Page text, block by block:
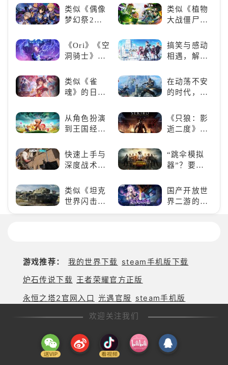
情，全新冒
险体验！
的竞速之旅
类似《偶像
梦幻祭2》
游推荐：完
美还原偶像
像团
类似《植物
大战僵尸》
游戏，休闲
娱乐尽在手
《Ori》《空
洞骑士》
胞》横向对
比，不知道
搞笑与感动
相遇，解锁
的魅力
类似《雀
魂》的日系
好看的ACG
看板娘们等
着你！
在动荡不安
的时代，踏
从角色扮演
到王国经
游为何能俘
获玩家心？
《只狼：影
逝二度》：
魄的忍者之
旅
快速上手与
深度战术兼
六号M》是
否值得入
“跳伞模拟
器”？要
“刚”？
类似《坦克
世界闪击
战》
爱的装备出
发吧！
国产开放世
界二游的里
程碑：《原
游戏推荐： 我的世界下载
steam手机版下载
炉石传说下载 王者荣耀官方正版
永恒之塔2官网入口 光遇官服
steam手机版
欢迎关注我们